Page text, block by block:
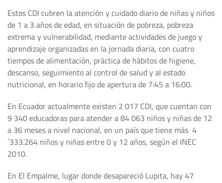
Estos CDI cubren la atención y cuidado diario de niñas y niños
de 1 a 3 años de edad, en situación de pobreza, pobreza
extrema y vulnerabilidad, mediante actividades de juego y
aprendizaje organizadas en la jornada diaria, con cuatro
tiempos de alimentación, práctica de hábitos de higiene,
descanso, seguimiento al control de salud y al estado
nutricional, en horario fijo de apertura de 7:45 a 16:00.
En Ecuador actualmente existen 2 017 CDI, que cuentan con
9 340 educadoras para atender a 84 063 niños y niñas de 12
a 36 meses a nivel nacional, en un país que tiene más 4
´333.264 niños y niñas entre 0 y 12 años, según el INEC
2010.
En El Empalme, lugar donde desapareció Lupita, hay 47